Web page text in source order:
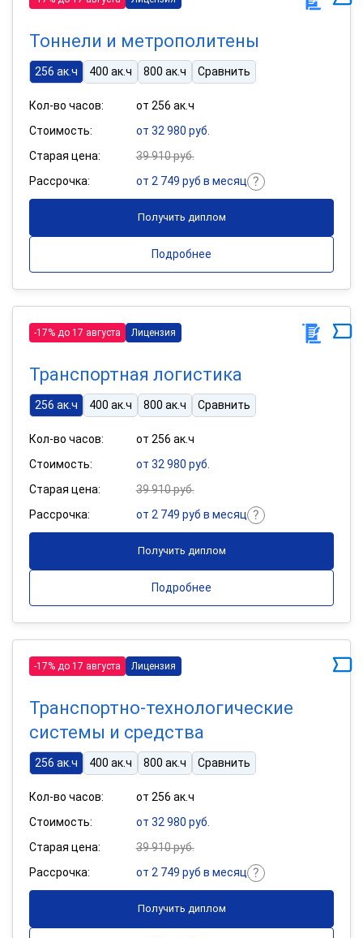
Тоннели и метрополитены
256 ак.ч 400 ак.ч 800 ак.ч Сравнить
Кол-во часов:
от 256 ак.ч
Стоимость:
от 32 980 руб.
Старая цена:
39 910 руб.
Рассрочка:
от 2 749 руб в месяц
Получить диплом
Подробнее
-17% до 17 августа Лицензия
Транспортная логистика
256 ак.ч 400 ак.ч 800 ак.ч Сравнить
Кол-во часов:
от 256 ак.ч
Стоимость:
от 32 980 руб.
Старая цена:
39 910 руб.
Рассрочка:
от 2 749 руб в месяц
Получить диплом
Подробнее
-17% до 17 августа Лицензия
Транспортно-технологические
системы и средства
256 ак.ч 400 ак.ч 800 ак.ч Сравнить
Кол-во часов:
от 256 ак.ч
Стоимость:
от 32 980 руб.
Старая цена:
39 910 руб.
Рассрочка:
от 2 749 руб в месяц
Получить диплом